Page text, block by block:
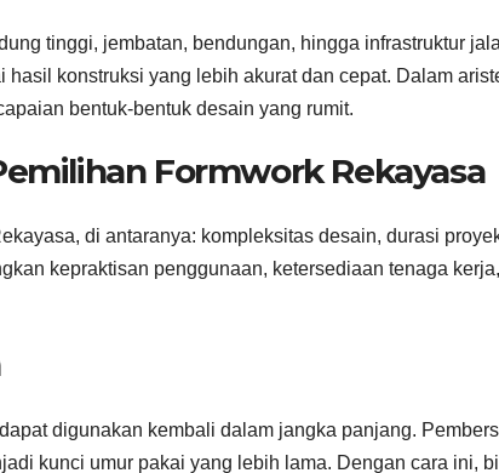
tinggi, jembatan, bendungan, hingga infrastruktur
konstruksi yang lebih akurat dan cepat. Dalam
bentuk-bentuk desain yang rumit.
Formwork Rekayasa
di antaranya: kompleksitas desain, durasi
kepraktisan penggunaan, ketersediaan tenaga kerja,
digunakan kembali dalam jangka panjang.
kunci umur pakai yang lebih lama. Dengan cara ini,